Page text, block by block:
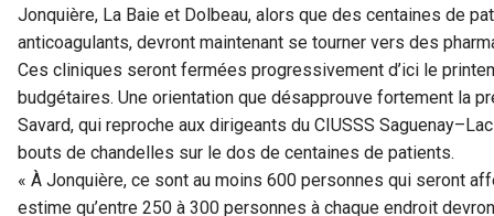
Jonquière, La Baie et Dolbeau, alors que des centaines de
anticoagulants, devront maintenant se tourner vers des
Ces cliniques seront fermées progressivement d’ici le
budgétaires. Une orientation que désapprouve fortement la
Savard, qui reproche aux dirigeants du CIUSSS
bouts de chandelles sur le dos de centaines de patients.
« À Jonquière, ce sont au moins 600 personnes qui seront
estime qu’entre 250 à 300 personnes à chaque endroit